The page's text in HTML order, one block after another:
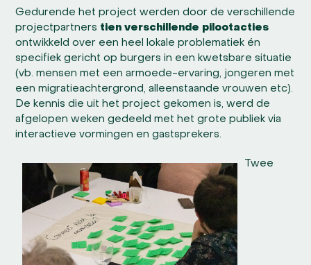
Gedurende het project werden door de verschillende
projectpartners tien verschillende pilootacties
ontwikkeld over een heel lokale problematiek én
specifiek gericht op burgers in een kwetsbare situatie
(vb. mensen met een armoede-ervaring, jongeren met
een migratieachtergrond, alleenstaande vrouwen etc).
De kennis die uit het project gekomen is, werd de
afgelopen weken gedeeld met het grote publiek via
interactieve vormingen en gastsprekers.
Twee